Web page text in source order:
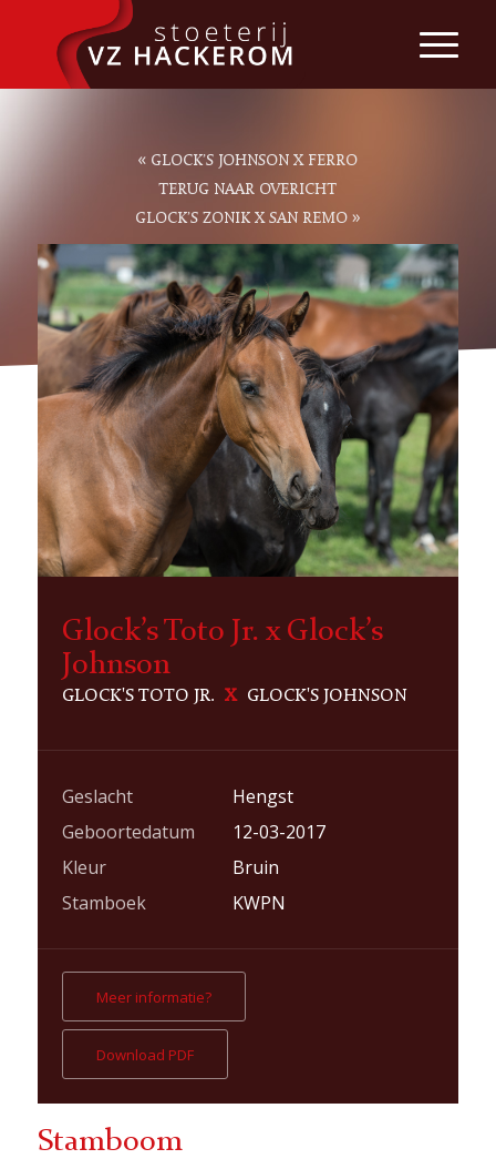
« GLOCK’S JOHNSON X FERRO
TERUG NAAR OVERICHT
GLOCK’S ZONIK X SAN REMO»
Glock’s Toto Jr. x Glock’s
Johnson
GLOCK'S TOTO JR. X GLOCK'S JOHNSON
Geslacht
Hengst
Geboortedatum
12-03-2017
Kleur
Bruin
Stamboek
KWPN
Meer informatie?
Download PDF
Stamboom